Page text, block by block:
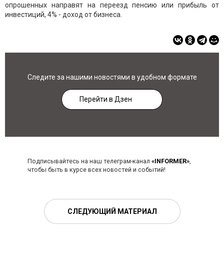
опрошенных направят на переезд пенсию или прибыль от
инвестиций, 4% - доход от бизнеса.
Следите за нашими новостями в удобном формате
Перейти в Дзен
Подписывайтесь на наш телеграм-канал «INFORMER»,
чтобы быть в курсе всех новостей и событий!
СЛЕДУЮЩИЙ МАТЕРИАЛ